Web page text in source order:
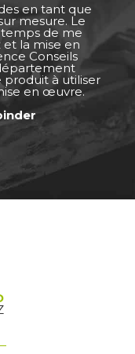
en tant que
mesure. Le
de me
et la mise en
Conseils
produit à utiliser
en œuvre.